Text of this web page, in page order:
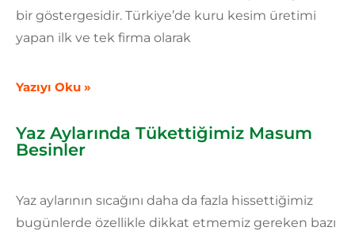
bir göstergesidir. Türkiye’de kuru kesim üretimi
yapan ilk ve tek firma olarak
Yazıyı Oku »
Yaz Aylarında Tükettiğimiz Masum
Besinler
Yaz aylarının sıcağını daha da fazla hissettiğimiz
bugünlerde özellikle dikkat etmemiz gereken bazı